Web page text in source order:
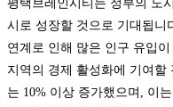
평택브레인시티는 정부의 도
시로 성장할 것으로 기대됩니
연계로 인해 많은 인구 유입
지역의 경제 활성화에 기여할
는 10% 이상 증가했으며, 이